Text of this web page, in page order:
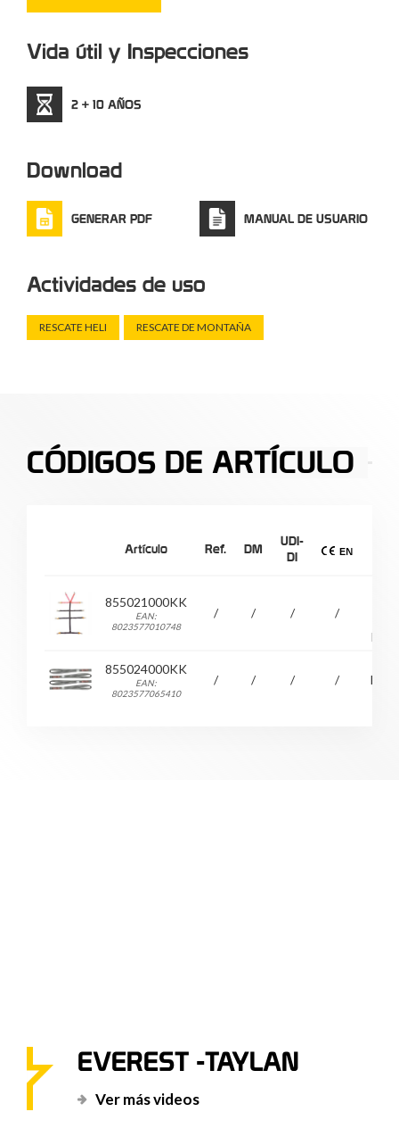
Vida útil y Inspecciones
2 + 10 AÑOS
Download
GENERAR PDF MANUAL DE USUARIO
Actividades de uso
RESCATE HELI RESCATE DE MONTAÑA
CÓDIGOS DE ARTÍCULO
Artículo Ref. DM
UDI-
DI
855021000KK
EAN:
8023577010748
/ / / /
855024000KK
EAN:
8023577065410
/ / / /
EVEREST -TAYLAN
Ver más videos